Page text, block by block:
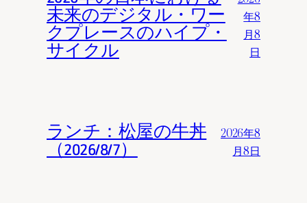
未来のデジタル・ワー
クプレースのハイプ・
サイクル
年8
月8
日
ランチ：松屋の牛丼
（2026/8/7）
2026年8
月8日